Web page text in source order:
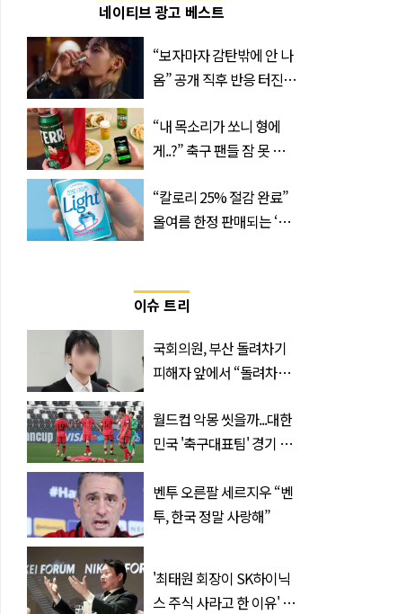
네이티브 광고 베스트
“보자마자 감탄밖에 안 나
옴” 공개 직후 반응 터진
“내 목소리가 쏘니 형에
게..?” 축구 팬들 잠 못 들
트
“칼로리 25% 절감 완료”
올여름 한정 판매되는 ‘최
이슈 트리
국회의원, 부산 돌려차기
피해자 앞에서 “돌려차기
월드컵 악몽 씻을까...대한
민국 '축구대표팀' 경기 확
벤투 오른팔 세르지우 “벤
투, 한국 정말 사랑해”
'최태원 회장이 SK하이닉
스 주식 사라고 한 이유' 글